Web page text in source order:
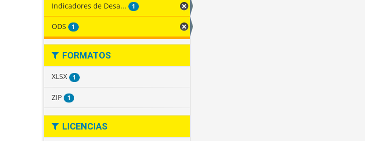
Indicadores de Desa... 1
ODS 1
FORMATOS
XLSX 1
ZIP 1
LICENCIAS